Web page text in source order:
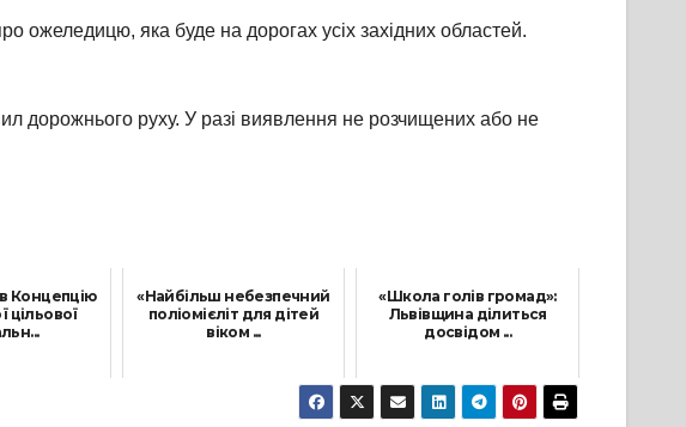
ожеледицю, яка буде на дорогах усіх західних областей.
дорожнього руху. У разі виявлення не розчищених або не
Концепцію
цільової
«Найбільш небезпечний
поліомієліт для дітей
віком ...
«Школа голів громад»:
Львівщина ділиться
досвідом ...
25 Червня, 2021